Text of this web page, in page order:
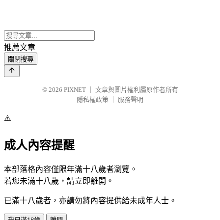
推薦文章
關閉搜尋
© 2026 PIXNET
文章與圖片權利屬原作者所有
隱私權政策
服務聲明
⚠️
成人內容提醒
本部落格內容僅限年滿十八歲者瀏覽。
若您未滿十八歲，請立即離開。
已滿十八歲者，亦請勿將內容提供給未成年人士。